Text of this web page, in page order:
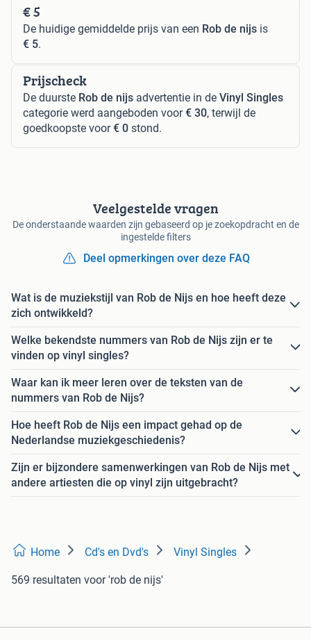
€ 5
De huidige gemiddelde prijs van een Rob de nijs is
€ 5.
Prijscheck
De duurste Rob de nijs advertentie in de Vinyl Singles
categorie werd aangeboden voor€ 30, terwijl de
goedkoopste voor€ 0 stond.
Veelgestelde vragen
De onderstaande waarden zijn gebaseerd op je zoekopdracht en de
ingestelde filters
Deel opmerkingen over deze FAQ
Wat is de muziekstijl van Rob de Nijs en hoe heeft deze
zich ontwikkeld?
Welke bekendste nummers van Rob de Nijs zijn er te
vinden op vinyl singles?
Waar kan ik meer leren over de teksten van de
nummers van Rob de Nijs?
Hoe heeft Rob de Nijs een impact gehad op de
Nederlandse muziekgeschiedenis?
Zijn er bijzondere samenwerkingen van Rob de Nijs met
andere artiesten die op vinyl zijn uitgebracht?
Home Cd's en Dvd's Vinyl Singles
569 resultaten voor 'rob de nijs'